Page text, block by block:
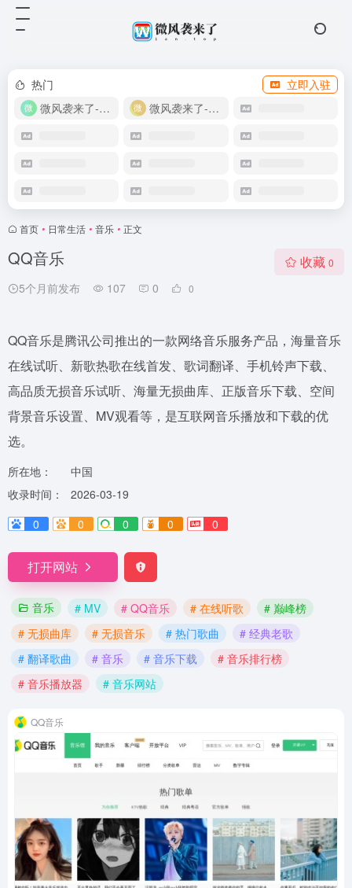
热门
立即入驻
微风袭来了-教程网
微风袭来了-自助商城
首页 • 日常生活 • 音乐 • 正文
QQ音乐
5个月前发布 107 0 0
收藏 0
QQ音乐是腾讯公司推出的一款网络音乐服务产品，海量音乐
在线试听、新歌热歌在线首发、歌词翻译、手机铃声下载、
高品质无损音乐试听、海量无损曲库、正版音乐下载、空间
背景音乐设置、MV观看等，是互联网音乐播放和下载的优
选。
所在地：
中国
收录时间：
2026-03-19
0
0 0 0 0
打开网站
音乐 # MV # QQ音乐 # 在线听歌
# 巅峰榜
# 无损曲库
# 无损音乐 # 热门歌曲
# 经典老歌
# 翻译歌曲
# 音乐 # 音乐下载
# 音乐排行榜
# 音乐播放器
# 音乐网站
QQ音乐